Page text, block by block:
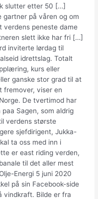
slutter etter 50 […]
på våren og om
verdens peneste dame
slett ikke har fri […]
inviterte lørdag til
idrettslag. Totalt
kurs eller
ganske stor grad til at
fremover, viser en
De tvertimod har
Sagen, som aldrig
verdens største
sjefdirigent, Jukka-
ta oss med inn i
er east riding verden,
til det aller mest
Energi 5 juni 2020
på sin Facebook-side
vindkraft. Bilde er fra